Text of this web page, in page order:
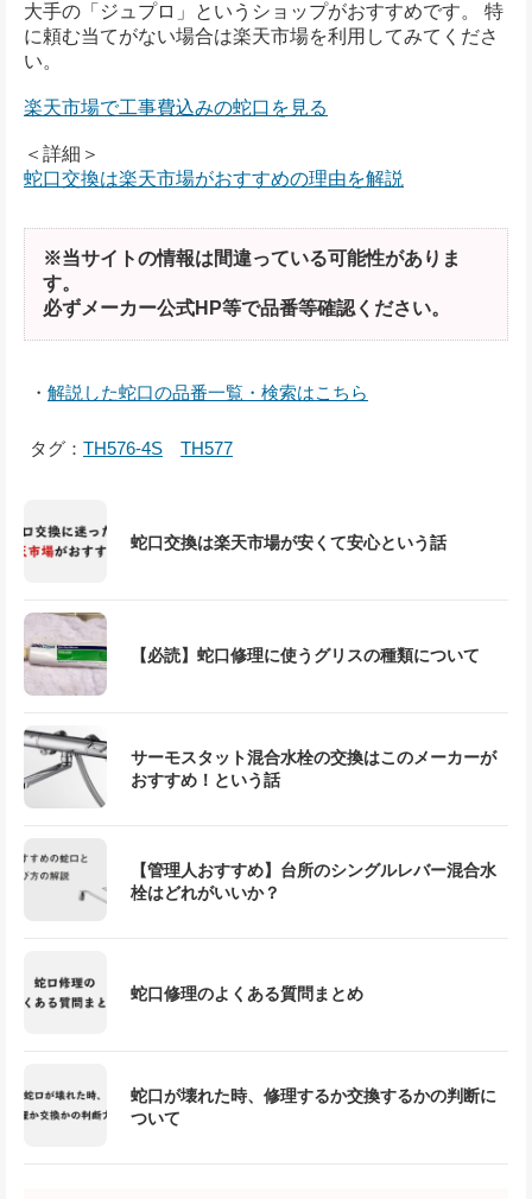
大手の「ジュプロ」というショップがおすすめです。 特
に頼む当てがない場合は楽天市場を利用してみてくださ
い。
楽天市場で工事費込みの蛇口を見る
＜詳細＞
蛇口交換は楽天市場がおすすめの理由を解説
※当サイトの情報は間違っている可能性がありま
す。
必ずメーカー公式HP等で品番等確認ください。
・ 解説した蛇口の品番一覧・検索はこちら
タグ： TH576-4S TH577
蛇口交換は楽天市場が安くて安心という話
【必読】蛇口修理に使うグリスの種類について
サーモスタット混合水栓の交換はこのメーカーが
おすすめ！という話
【管理人おすすめ】台所のシングルレバー混合水
栓はどれがいいか？
蛇口修理のよくある質問まとめ
蛇口が壊れた時、修理するか交換するかの判断に
ついて